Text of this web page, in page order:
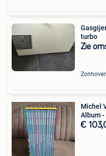
Gasgijer defekt
turbo
Zie
Zonhoven
Michel
Album -
€